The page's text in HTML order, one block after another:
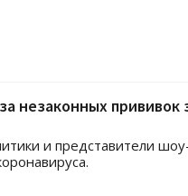
незаконных прививок
и представители